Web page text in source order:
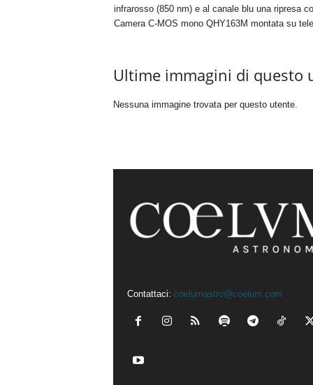
infrarosso (850 nm) e al canale blu una ripresa
Camera C-MOS mono QHY163M montata su
Ultime immagini di questo
Nessuna immagine trovata per questo utente.
Contattaci: coelumastro@coelum.com